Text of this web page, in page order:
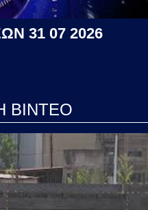
31 07 2026
ΒΙΝΤΕΟ